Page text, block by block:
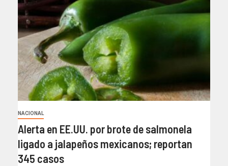
NACIONAL
Alerta en EE.UU. por brote de salmonela
ligado a jalapeños mexicanos; reportan
345 casos